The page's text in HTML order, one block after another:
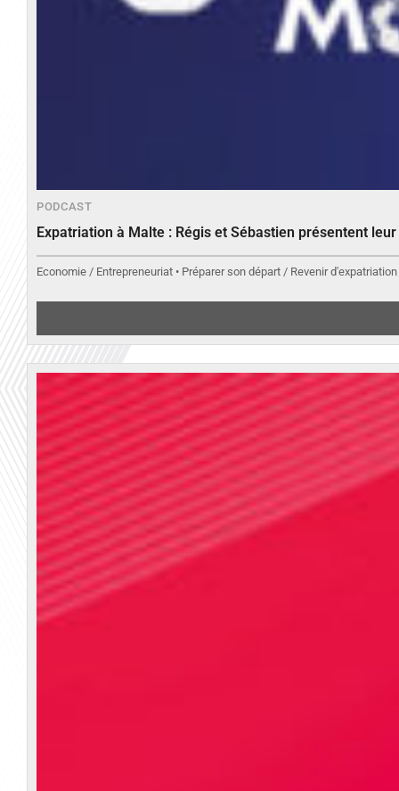
PODCAST
Expatriation à Malte : Régis et Sébastien présentent
Economie / Entrepreneuriat • Préparer son départ / Revenir d'expatriation